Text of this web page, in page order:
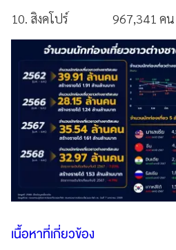
10. สิงคโปร์ 967,341 คน
เนื้อหาที่เกี่ยวข้อง